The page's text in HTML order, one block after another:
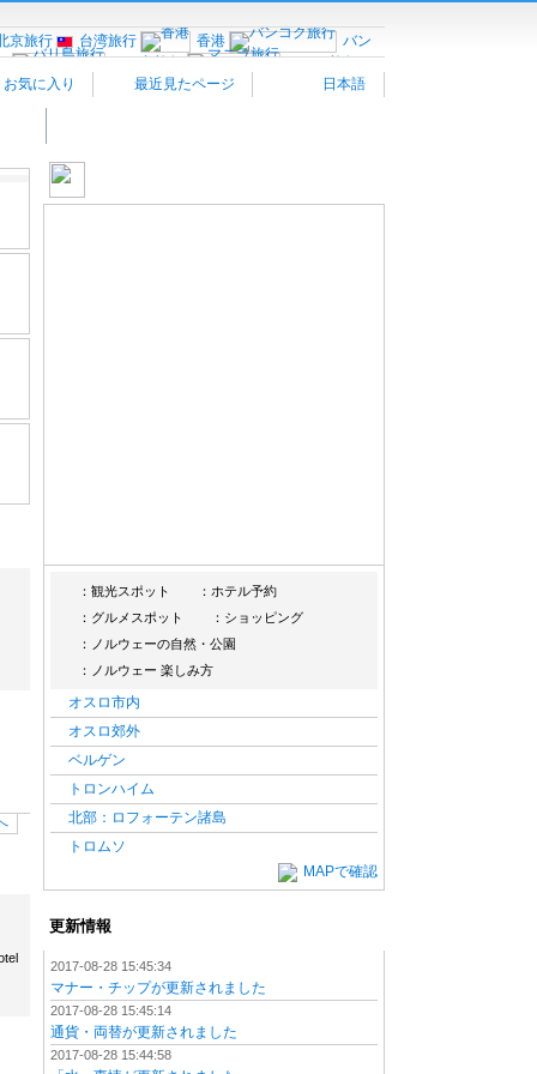
京旅行 台湾旅行 香港
バン
バリ島旅行
マニラ旅行
パリ旅行
南仏プロヴァ
ツィア
ハンガリー旅行
お気に入り 最近見たページ 日本語
：観光スポット
：ホテル予約
：グルメスポット
：ショッピング
：ノルウェーの自然・公園
：ノルウェー 楽しみ方
オスロ市内
オスロ郊外
ベルゲン
トロンハイム
北部：ロフォーテン諸島
トロムソ
MAPで確認
更新情報
2017-08-28 15:45:34
マナー・チップが更新されました
2017-08-28 15:45:14
通貨・両替が更新されました
2017-08-28 15:44:58